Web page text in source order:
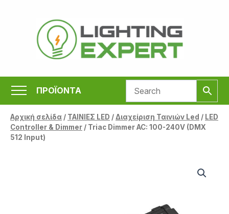
περιεχόμενο
ΠΡΟΪΟΝΤΑ
Αρχική σελίδα/ ΤΑΙΝΙΕΣ LED /Διαχείριση Ταινιών Led / LED
Controller & Dimmer/ Triac Dimmer AC: 100-240V (DMX
512 Input)